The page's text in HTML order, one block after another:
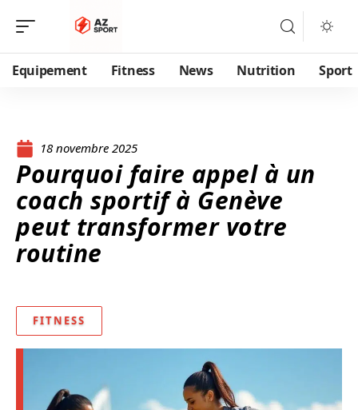
Equipement Fitness News Nutrition Sport
18 novembre 2025
Pourquoi faire appel à un
coach sportif à Genève
peut transformer votre
routine
FITNESS